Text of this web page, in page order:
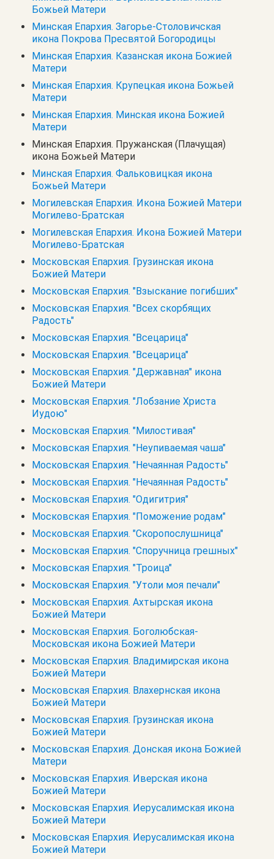
Божьей Матери
Минская Епархия. Загорье-Столовичская
икона Покрова Пресвятой Богородицы
Минская Епархия. Казанская икона Божией
Матери
Минская Епархия. Крупецкая икона Божьей
Матери
Минская Епархия. Минская икона Божией
Матери
Минская Епархия. Пружанская (Плачущая)
икона Божьей Матери
Минская Епархия. Фальковицкая икона
Божьей Матери
Могилевская Епархия. Икона Божией Матери
Могилево-Братская
Могилевская Епархия. Икона Божией Матери
Могилево-Братская
Московская Епархия. Грузинская икона
Божией Матери
Московская Епархия. "Взыскание погибших"
Московская Епархия. "Всех скорбящих
Радость"
Московская Епархия. "Всецарица"
Московская Епархия. "Всецарица"
Московская Епархия. "Державная" икона
Божией Матери
Московская Епархия. "Лобзание Христа
Иудою"
Московская Епархия. "Милостивая"
Московская Епархия. "Неупиваемая чаша"
Московская Епархия. "Нечаянная Радость"
Московская Епархия. "Нечаянная Радость"
Московская Епархия. "Одигитрия"
Московская Епархия. "Поможение родам"
Московская Епархия. "Скоропослушница"
Московская Епархия. "Споручница грешных"
Московская Епархия. "Троица"
Московская Епархия. "Утоли моя печали"
Московская Епархия. Ахтырская икона
Божией Матери
Московская Епархия. Боголюбская-
Московская икона Божией Матери
Московская Епархия. Владимирская икона
Божией Матери
Московская Епархия. Влахернская икона
Божией Матери
Московская Епархия. Грузинская икона
Божией Матери
Московская Епархия. Донская икона Божией
Матери
Московская Епархия. Иверская икона
Божией Матери
Московская Епархия. Иерусалимская икона
Божией Матери
Московская Епархия. Иерусалимская икона
Божией Матери